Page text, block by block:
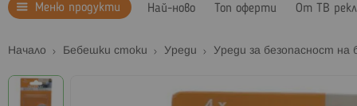
Меню продукти Най-ново Топ оферти От ТВ
Начало Бебешки стоки Уреди Уреди за безопасност на
Преминете